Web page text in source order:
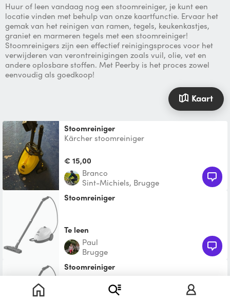
Huur of leen vandaag nog een stoomreiniger, je kunt een
locatie vinden met behulp van onze kaartfunctie. Ervaar het
gemak van het reinigen van ramen, tegels, keukenkastjes,
graniet en marmeren tegels met een stoomreiniger!
Stoomreinigers zijn een effectief reinigingsproces voor het
verwijderen van verontreinigingen zoals vuil, olie, vet en
andere oplosbare stoffen. Met Peerby is het proces zowel
eenvoudig als goedkoop!
Kaart
Stoomreiniger
Kärcher stoomreiniger
€ 15,00
Branco
Sint-Michiels, Brugge
stoomreiniger
Te leen
Paul
Brugge
stoomreiniger